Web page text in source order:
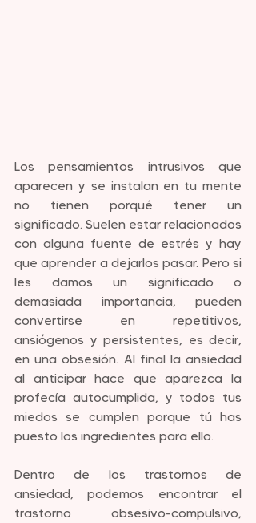
Los pensamientos intrusivos que
aparecen y se instalan en tu mente
no tienen porqué tener un
significado. Suelen estar relacionados
con alguna fuente de estrés y hay
que aprender a dejarlos pasar. Pero si
les damos un significado o
demasiada importancia, pueden
convertirse en repetitivos,
ansiógenos y persistentes, es decir,
en una obsesión. Al final la ansiedad
al anticipar hace que aparezca la
profecía autocumplida, y todos tus
miedos se cumplen porque tú has
puesto los ingredientes para ello.
Dentro de los trastornos de
ansiedad, podemos encontrar el
trastorno obsesivo-compulsivo,